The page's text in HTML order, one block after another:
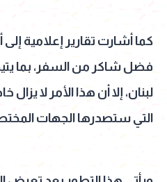
كما أشارت تقارير إعلامية
فضل شاكر من السفر، بما
لبنان، إلا أن هذا الأمر لا
التي ستصدرها الجهات